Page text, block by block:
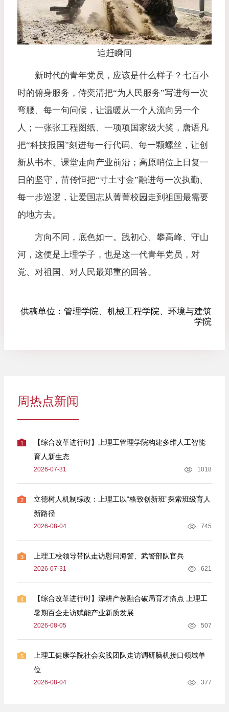
追赶瞬间
新时代的青年党员，应该是什么样子？ 七百小
时的俯身服务，侍奕清把“为人民服务”写进每一次
弯腰、每一句问候，让温暖从一个人流向另一个
人；一张张工程图纸、一项项国家级大奖，唐语凡
把“科技报国”刻进每一行代码、每一颗螺丝，让创
新从书本、课堂走向产业前沿；高原哨位上日复一
日的坚守，苗传恒把“寸土寸金”融进每一次执勤、
每一步巡逻，让爱国志从菁菁校园走到祖国最需要
的地方去。
方向不同，底色如一。践初心、攀高峰、守山
河，这便是上理学子，也是这一代青年党员，对
党、对祖国、对人民最郑重的回答。
供稿单位： 管理学院、机械工程学院、环境与建筑
学院
周热点新闻
1
【综合改革进行时】上理工管理学院构建多维人工智能
育人新生态
2026-07-31 1018
2
立德树人机制综改：上理工以“格致创新班”探索班级育人
新路径
2026-08-04 745
3 上理工校领导带队走访慰问海警、武警部队官兵
2026-07-31 621
4
【综合改革进行时】深耕产教融合破局育才痛点 上理工
暑期百企走访赋能产业新质发展
2026-08-05 507
5
上理工健康学院社会实践团队走访调研脑机接口领域单
位
2026-08-04 377